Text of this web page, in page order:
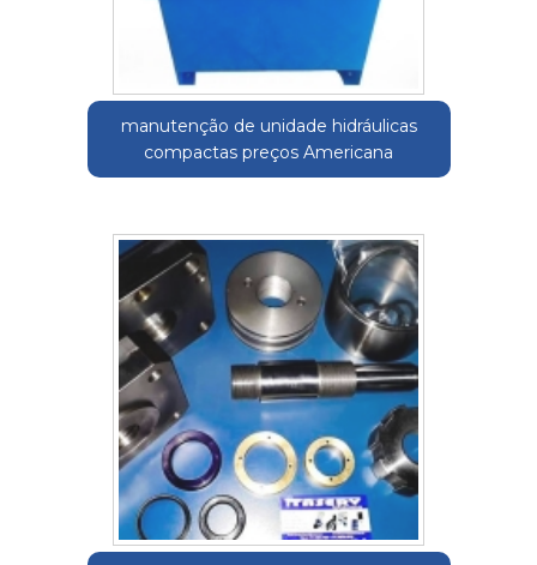
manutenção de unidade hidráulicas
compactas preços Americana